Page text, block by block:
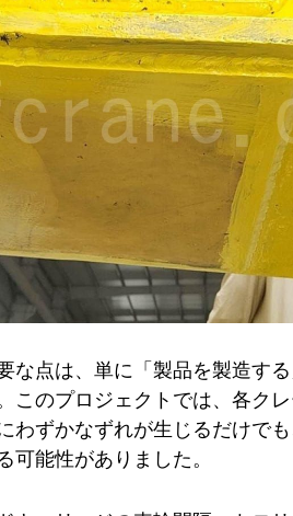
な点は、単に「製品を製造す
このプロジェクトでは、各ク
わずかなずれが生じるだけで
能性がありました。